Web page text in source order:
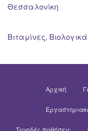
Θεσσαλονίκη
Βιταμίνες,
Αρχική